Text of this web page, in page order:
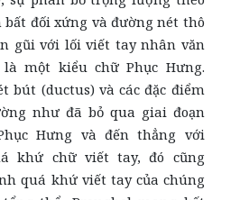
đối xứng và đường nét thô
gũi với lối viết tay nhân văn
một kiểu chữ Phục Hưng.
bút (ductus) và các đặc điểm
như đã bỏ qua giai đoạn
Hưng và đến thẳng với
khứ chữ viết tay, đó cũng
quá khứ viết tay của chúng